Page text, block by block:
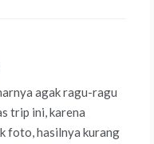
agak ragu-ragu
trip ini, karena
foto, hasilnya kurang